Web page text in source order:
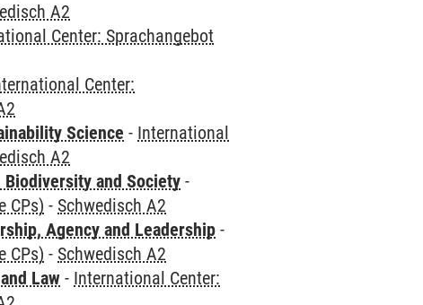
A2
Center: Sprachangebot
Center:
Science - International
A2
and Society -
CPs) - Schwedisch A2
Agency and Leadership -
CPs) - Schwedisch A2
Law - International Center: